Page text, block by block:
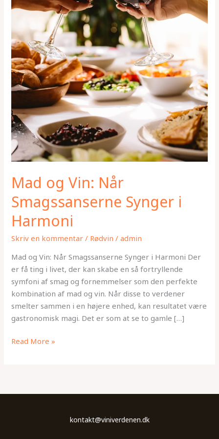
Mad og Vin: Når
Smagssanserne Synger i
Harmoni
Skriv en kommentar / Rødvin /admin
Mad og Vin: Når Smagssanserne Synger i Harmoni Der
er få ting i livet, der kan skabe en så fortryllende
symfoni af smag og fornemmelser som den perfekte
kombination af mad og vin. Når disse to verdener
smelter sammen i en højere enhed, kan resultatet være
gastronomisk magi. Det er som at se to gamle […]
Harmoni
Read More »
kontakt@viniverdenen.dk